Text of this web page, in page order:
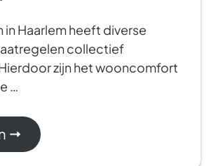
in Haarlem heeft diverse
collectief
zijn het wooncomfort
…